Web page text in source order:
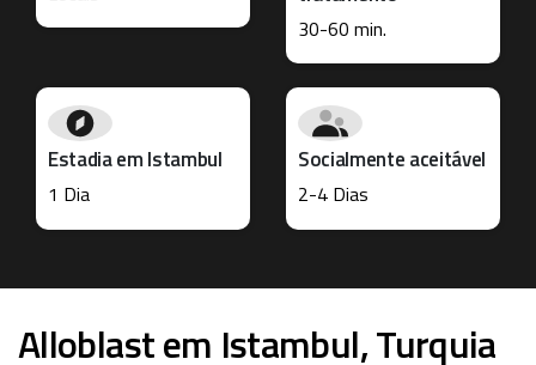
30-60 min.
Estadia em Istambul
1 Dia
Socialmente aceitável
2-4 Dias
Alloblast em Istambul, Turquia